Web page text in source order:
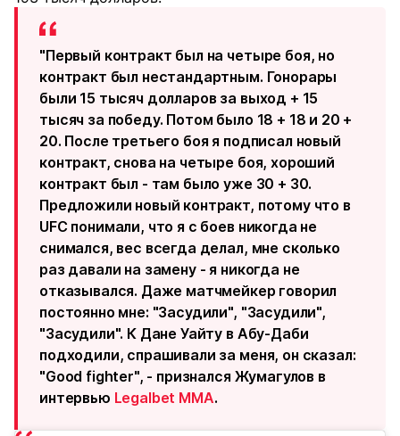
"Первый контракт был на четыре боя, но
контракт был нестандартным. Гонорары
были 15 тысяч долларов за выход + 15
тысяч за победу. Потом было 18 + 18 и 20 +
20. После третьего боя я подписал новый
контракт, снова на четыре боя, хороший
контракт был - там было уже 30 + 30.
Предложили новый контракт, потому что в
UFC понимали, что я с боев никогда не
снимался, вес всегда делал, мне сколько
раз давали на замену - я никогда не
отказывался. Даже матчмейкер говорил
постоянно мне: "Засудили", "Засудили",
"Засудили". К Дане Уайту в Абу-Даби
подходили, спрашивали за меня, он сказал:
"Good fighter", - признался Жумагулов в
интервью Legalbet MMA.